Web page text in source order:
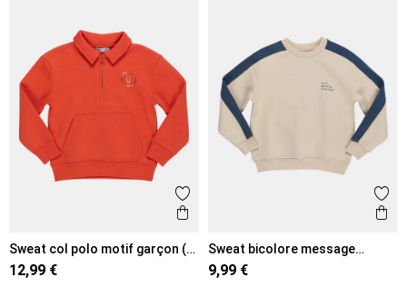
Ajouter aux favoris
Aperçu rapide
Sweat col polo motif garçon (3-
8A)
12,99 €
Sweat bicolore message
garçon (3-8A)
9,99 €